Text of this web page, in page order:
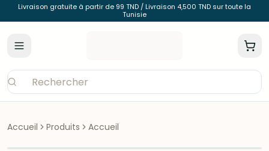
Livraison gratuite à partir de 99 TND / Livraison 4,500 TND sur toute la
Tunisie
Accueil Produits Accueil